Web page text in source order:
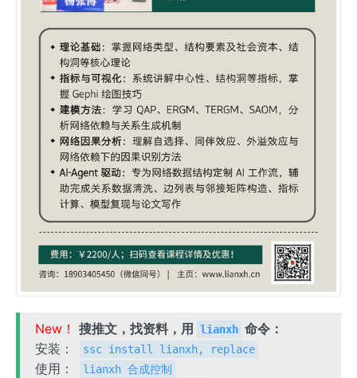
New！ 搜推文，找资料，用 lianxh 命令：
安装：
ssc install lianxh, replace
使用：
lianxh 合成控制